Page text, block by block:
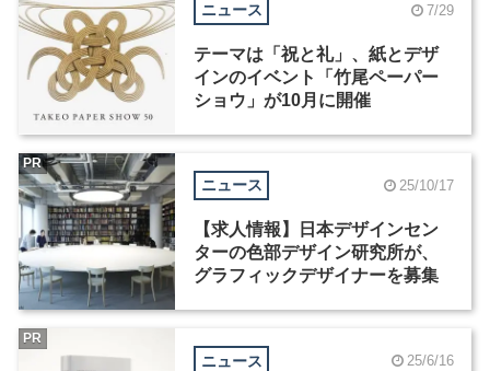
ニュース 7/29
テーマは「祝と礼」、紙とデザ
インのイベント「竹尾ペーパー
ショウ」が10月に開催
ニュース 25/10/17
【求人情報】日本デザインセン
ターの色部デザイン研究所が、
グラフィックデザイナーを募集
PR
ニュース 25/6/16
PR